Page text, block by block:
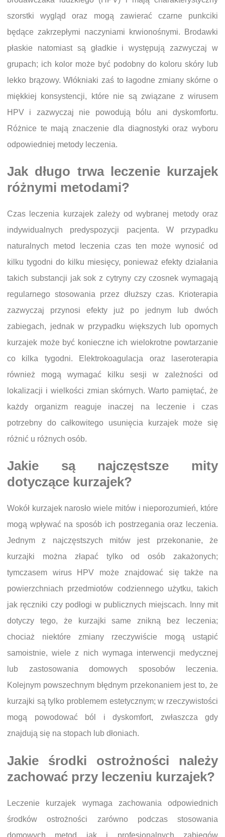
szorstki wygląd oraz mogą zawierać czarne punkciki
będące zakrzepłymi naczyniami krwionośnymi. Brodawki
płaskie natomiast są gładkie i występują zazwyczaj w
grupach; ich kolor może być podobny do koloru skóry lub
lekko brązowy. Włókniaki zaś to łagodne zmiany skórne o
miękkiej konsystencji, które nie są związane z wirusem
HPV i zazwyczaj nie powodują bólu ani dyskomfortu.
Różnice te mają znaczenie dla diagnostyki oraz wyboru
odpowiedniej metody leczenia.
Jak długo trwa leczenie kurzajek
różnymi metodami?
Czas leczenia kurzajek zależy od wybranej metody oraz
indywidualnych predyspozycji pacjenta. W przypadku
naturalnych metod leczenia czas ten może wynosić od
kilku tygodni do kilku miesięcy, ponieważ efekty działania
takich substancji jak sok z cytryny czy czosnek wymagają
regularnego stosowania przez dłuższy czas. Krioterapia
zazwyczaj przynosi efekty już po jednym lub dwóch
zabiegach, jednak w przypadku większych lub opornych
kurzajek może być konieczne ich wielokrotne powtarzanie
co kilka tygodni. Elektrokoagulacja oraz laseroterapia
również mogą wymagać kilku sesji w zależności od
lokalizacji i wielkości zmian skórnych. Warto pamiętać, że
każdy organizm reaguje inaczej na leczenie i czas
potrzebny do całkowitego usunięcia kurzajek może się
różnić u różnych osób.
Jakie są najczęstsze mity
dotyczące kurzajek?
Wokół kurzajek narosło wiele mitów i nieporozumień, które
mogą wpływać na sposób ich postrzegania oraz leczenia.
Jednym z najczęstszych mitów jest przekonanie, że
kurzajki można złapać tylko od osób zakażonych;
tymczasem wirus HPV może znajdować się także na
powierzchniach przedmiotów codziennego użytku, takich
jak ręczniki czy podłogi w publicznych miejscach. Inny mit
dotyczy tego, że kurzajki same znikną bez leczenia;
chociaż niektóre zmiany rzeczywiście mogą ustąpić
samoistnie, wiele z nich wymaga interwencji medycznej
lub zastosowania domowych sposobów leczenia.
Kolejnym powszechnym błędnym przekonaniem jest to, że
kurzajki są tylko problemem estetycznym; w rzeczywistości
mogą powodować ból i dyskomfort, zwłaszcza gdy
znajdują się na stopach lub dłoniach.
Jakie środki ostrożności należy
zachować przy leczeniu kurzajek?
Leczenie kurzajek wymaga zachowania odpowiednich
środków ostrożności zarówno podczas stosowania
domowych metod jak i profesjonalnych zabiegów